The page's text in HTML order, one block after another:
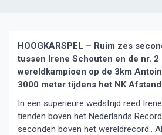
HOOGKARSPEL – Ruim zes
tussen Irene Schouten en de nr. 2
wereldkampioen op de 3km
3000 meter tijdens het NK
In een superieure wedstrijd reed
tienden boven het Nederlands
seconden boven het wereldrecord..